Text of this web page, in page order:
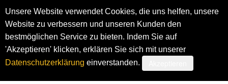
Unsere Website verwendet Cookies, die uns helfen, unsere
Website zu verbessern und unseren Kunden den
bestmöglichen Service zu bieten. Indem Sie auf
'Akzeptieren' klicken, erklären Sie sich mit unserer
Datenschutzerklärung einverstanden.